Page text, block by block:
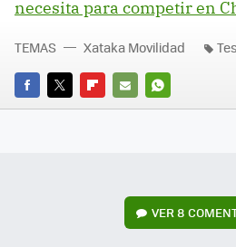
necesita para competir en
FACEBOOK
TWITTERFLIPBOARD
E-
WHATSAPP
TEMAS Xataka Movilidad
VER8